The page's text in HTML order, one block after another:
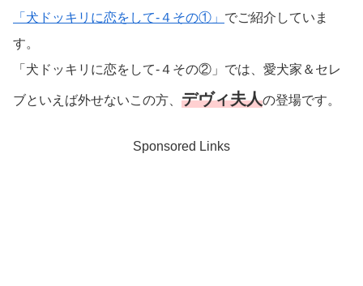
「犬ドッキリに恋をして-４その①」 でご紹介していま
す。
「犬ドッキリに恋をして-４その②」では、愛犬家＆セレ
ブといえば外せないこの方、 デヴィ夫人の登場です。
Sponsored Links